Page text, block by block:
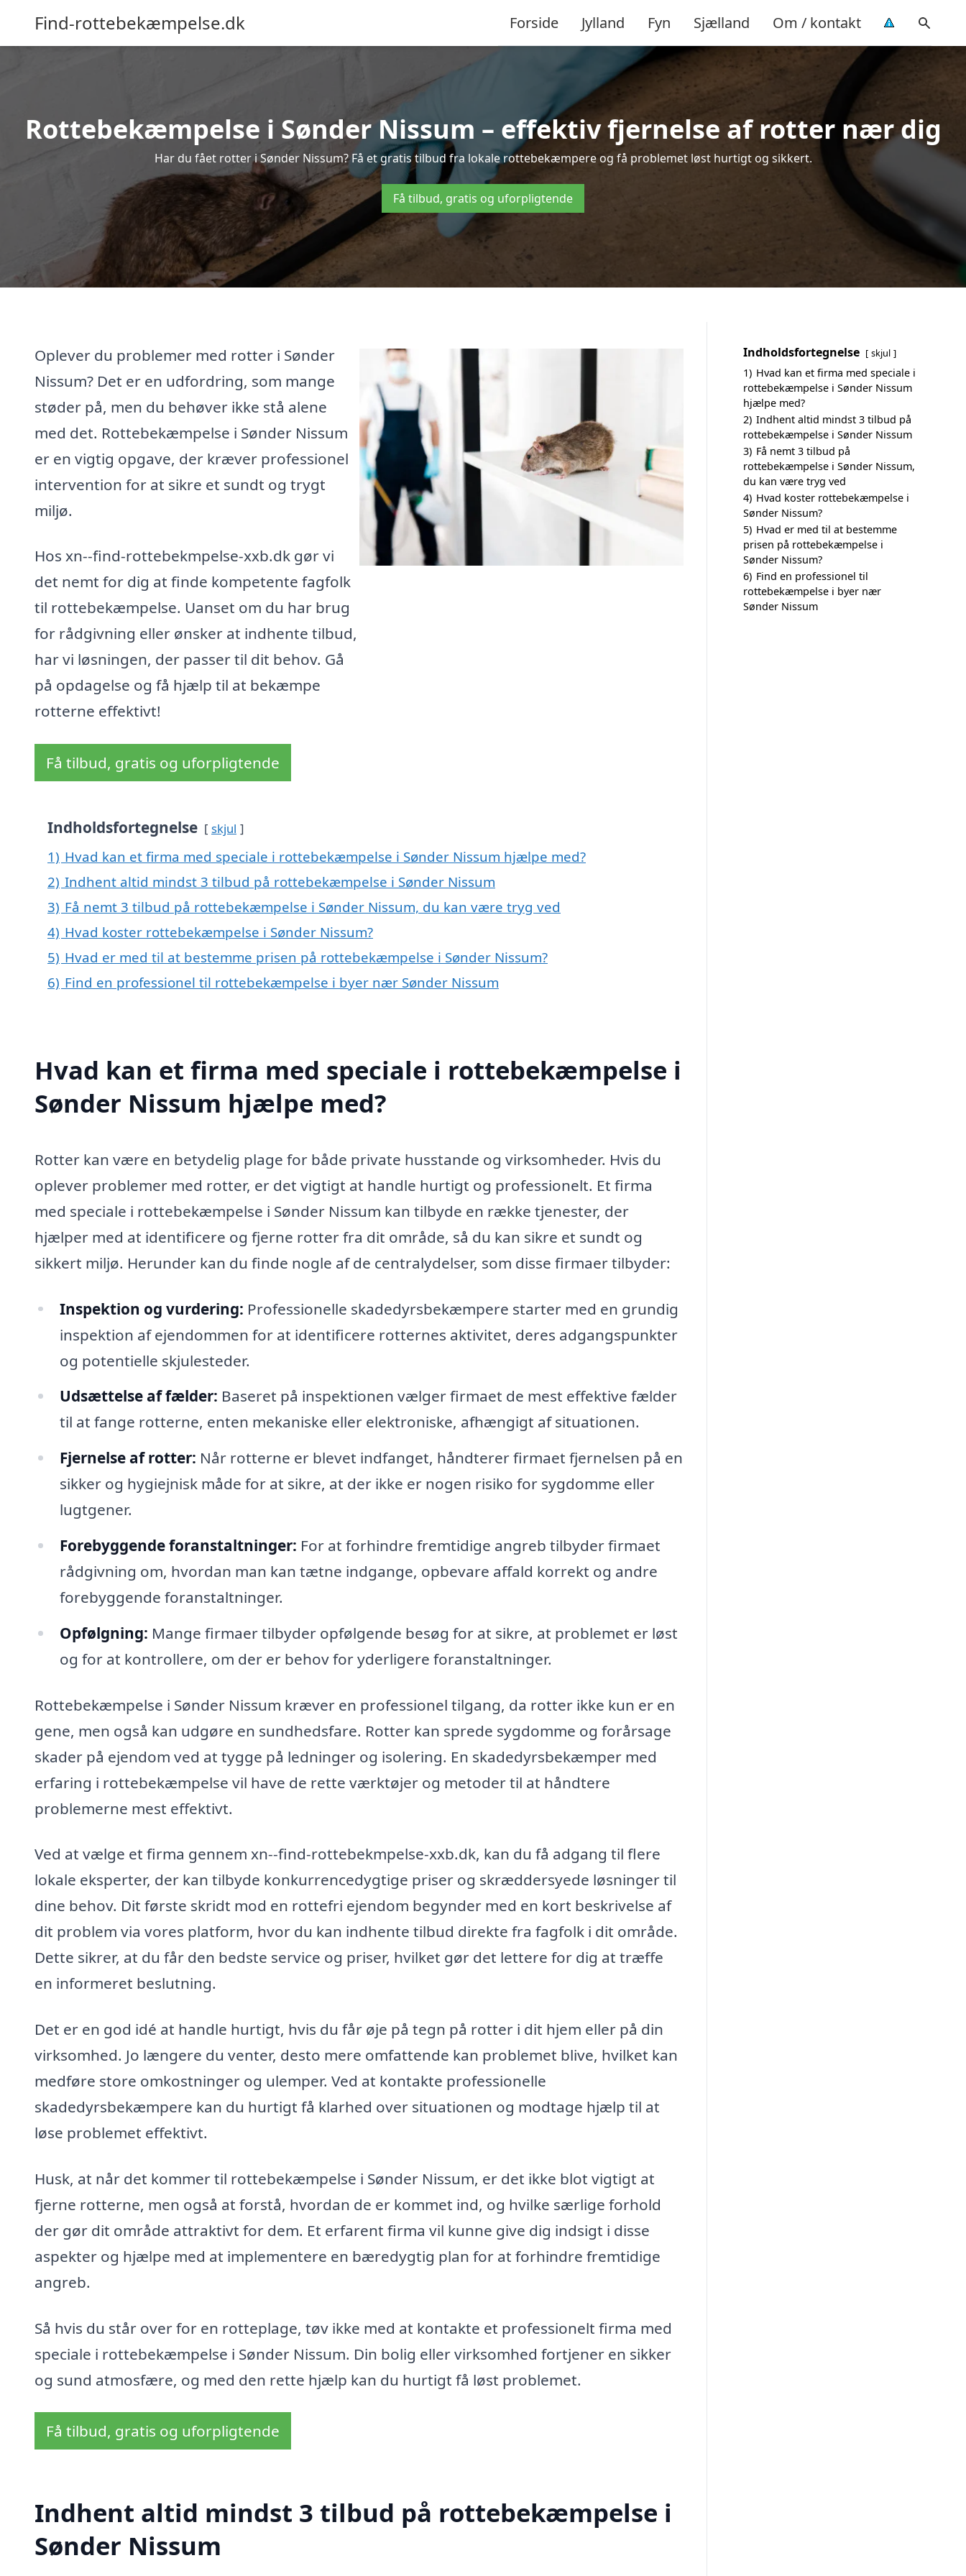
Find-rottebekæmpelse.dk Forside Jylland Fyn Sjælland Om / kontakt
Rottebekæmpelse i Sønder Nissum – effektiv fjernelse af rotter nær dig
Har du fået rotter i Sønder Nissum? Få et gratis tilbud fra lokale rottebekæmpere og få problemet løst hurtigt og sikkert.
Få tilbud, gratis og uforpligtende
Oplever du problemer med rotter i Sønder
Nissum? Det er en udfordring, som mange
støder på, men du behøver ikke stå alene
med det. Rottebekæmpelse i Sønder Nissum
er en vigtig opgave, der kræver professionel
intervention for at sikre et sundt og trygt
miljø.
Hos xn--find-rottebekmpelse-xxb.dk gør vi
det nemt for dig at finde kompetente fagfolk
til rottebekæmpelse. Uanset om du har brug
for rådgivning eller ønsker at indhente tilbud,
har vi løsningen, der passer til dit behov. Gå
på opdagelse og få hjælp til at bekæmpe
rotterne effektivt!
Få tilbud, gratis og uforpligtende
Indholdsfortegnelse skjul
1) Hvad kan et firma med speciale i rottebekæmpelse i Sønder Nissum hjælpe med?
2) Indhent altid mindst 3 tilbud på rottebekæmpelse i Sønder Nissum
3) Få nemt 3 tilbud på rottebekæmpelse i Sønder Nissum, du kan være tryg ved
4) Hvad koster rottebekæmpelse i Sønder Nissum?
5) Hvad er med til at bestemme prisen på rottebekæmpelse i Sønder Nissum?
6) Find en professionel til rottebekæmpelse i byer nær Sønder Nissum
Hvad kan et firma med speciale i rottebekæmpelse i
Sønder Nissum hjælpe med?
Rotter kan være en betydelig plage for både private husstande og virksomheder. Hvis du
oplever problemer med rotter, er det vigtigt at handle hurtigt og professionelt. Et firma
med speciale i rottebekæmpelse i Sønder Nissum kan tilbyde en række tjenester, der
hjælper med at identificere og fjerne rotter fra dit område, så du kan sikre et sundt og
sikkert miljø. Herunder kan du finde nogle af de centralydelser, som disse firmaer tilbyder:
Inspektion og vurdering: Professionelle skadedyrsbekæmpere starter med en grundig
inspektion af ejendommen for at identificere rotternes aktivitet, deres adgangspunkter
og potentielle skjulesteder.
Udsættelse af fælder: Baseret på inspektionen vælger firmaet de mest effektive fælder
til at fange rotterne, enten mekaniske eller elektroniske, afhængigt af situationen.
Fjernelse af rotter: Når rotterne er blevet indfanget, håndterer firmaet fjernelsen på en
sikker og hygiejnisk måde for at sikre, at der ikke er nogen risiko for sygdomme eller
lugtgener.
Forebyggende foranstaltninger: For at forhindre fremtidige angreb tilbyder firmaet
rådgivning om, hvordan man kan tætne indgange, opbevare affald korrekt og andre
forebyggende foranstaltninger.
Opfølgning: Mange firmaer tilbyder opfølgende besøg for at sikre, at problemet er løst
og for at kontrollere, om der er behov for yderligere foranstaltninger.
Rottebekæmpelse i Sønder Nissum kræver en professionel tilgang, da rotter ikke kun er en
gene, men også kan udgøre en sundhedsfare. Rotter kan sprede sygdomme og forårsage
skader på ejendom ved at tygge på ledninger og isolering. En skadedyrsbekæmper med
erfaring i rottebekæmpelse vil have de rette værktøjer og metoder til at håndtere
problemerne mest effektivt.
Ved at vælge et firma gennem xn--find-rottebekmpelse-xxb.dk, kan du få adgang til flere
lokale eksperter, der kan tilbyde konkurrencedygtige priser og skræddersyede løsninger til
dine behov. Dit første skridt mod en rottefri ejendom begynder med en kort beskrivelse af
dit problem via vores platform, hvor du kan indhente tilbud direkte fra fagfolk i dit område.
Dette sikrer, at du får den bedste service og priser, hvilket gør det lettere for dig at træffe
en informeret beslutning.
Det er en god idé at handle hurtigt, hvis du får øje på tegn på rotter i dit hjem eller på din
virksomhed. Jo længere du venter, desto mere omfattende kan problemet blive, hvilket kan
medføre store omkostninger og ulemper. Ved at kontakte professionelle
skadedyrsbekæmpere kan du hurtigt få klarhed over situationen og modtage hjælp til at
løse problemet effektivt.
Husk, at når det kommer til rottebekæmpelse i Sønder Nissum, er det ikke blot vigtigt at
fjerne rotterne, men også at forstå, hvordan de er kommet ind, og hvilke særlige forhold
der gør dit område attraktivt for dem. Et erfarent firma vil kunne give dig indsigt i disse
aspekter og hjælpe med at implementere en bæredygtig plan for at forhindre fremtidige
angreb.
Så hvis du står over for en rotteplage, tøv ikke med at kontakte et professionelt firma med
speciale i rottebekæmpelse i Sønder Nissum. Din bolig eller virksomhed fortjener en sikker
og sund atmosfære, og med den rette hjælp kan du hurtigt få løst problemet.
Få tilbud, gratis og uforpligtende
Indhent altid mindst 3 tilbud på rottebekæmpelse i
Sønder Nissum
Indholdsfortegnelse skjul
1) Hvad kan et firma med speciale i
rottebekæmpelse i Sønder Nissum
hjælpe med?
2) Indhent altid mindst 3 tilbud på
rottebekæmpelse i Sønder Nissum
3) Få nemt 3 tilbud på
rottebekæmpelse i Sønder Nissum,
du kan være tryg ved
4) Hvad koster rottebekæmpelse i
Sønder Nissum?
5) Hvad er med til at bestemme
prisen på rottebekæmpelse i
Sønder Nissum?
6) Find en professionel til
rottebekæmpelse i byer nær
Sønder Nissum